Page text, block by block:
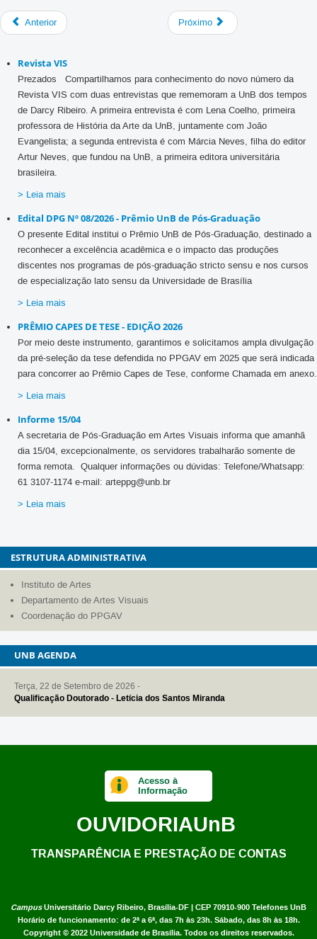
Anterior Próximo
Revista VIS
Prezados Compartilhamos para conhecimento do novo número da
Revista VIS com duas entrevistas que rememoram a UnB dos tempos
de Darcy Ribeiro. A primeira entrevista é com Lena Coelho, primeira
professora de História da Arte da UnB, juntamente com João
Evangelista; a segunda entrevista é com Márcia Neves, filha do editor
Artur Neves, que fundou na UnB, a primeira editora universitária
brasileira.
> Leia mais
Edital DPG Nº 08/2026 - Prêmio UnB de Pós-Graduação
O presente Edital institui o Prêmio UnB de Pós-Graduação, destinado a
reconhecer a excelência acadêmica e o impacto das produções
discentes nos programas de pós-graduação stricto sensu e nos cursos
de especialização lato sensu da Universidade de Brasília
> Leia mais
PRÊMIO CAPES DE TESE - EDIÇÃO 2026
Por meio deste instrumento, garantimos e solicitamos ampla divulgação
da pré-seleção da tese defendida no PPGAV em 2025 que será indicada
para concorrer ao Prêmio Capes de Tese, conforme Chamada em anexo.
> Leia mais
Informe 15/04
A secretaria de Pós-Graduação em Artes Visuais informa que amanhã
dia 15/04, excepcionalmente, os servidores trabalharão somente de
forma remota. Qualquer informações ou dúvidas: Telefone/Whatsapp:
61 3107-1174 e-mail: arteppg@unb.br
> Leia mais
ESTRUTURA ADMINISTRATIVA
Instituto de Artes
Departamento de Artes Visuais
Coordenação do PPGAV
AGENDA
Terça, 22 de Setembro de 2026 -
Qualificação Doutorado - Letícia dos Santos Miranda
CampusUniversitário Darcy Ribeiro, Brasília-DF | CEP 70910-900 Telefones UnB
Horário de funcionamento: de 2ª a 6ª, das 7h às 23h. Sábado, das 8h às 18h.
Copyright © 2022 Universidade de Brasília. Todos os direitos reservados.
Acesso à
Informação
OUVIDORIAUnB
TRANSPARÊNCIA E PRESTAÇÃO DE CONTAS